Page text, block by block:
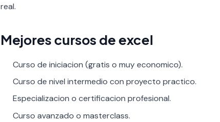
real.
Mejores cursos de excel
Curso de iniciacion (gratis o muy economico).
Curso de nivel intermedio con proyecto practico.
Especializacion o certificacion profesional.
Curso avanzado o masterclass.